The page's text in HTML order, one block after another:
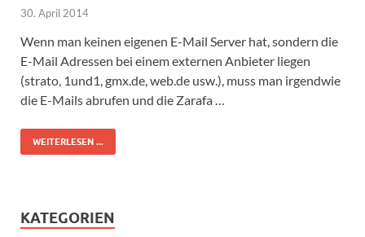
30. April 2014
Wenn man keinen eigenen E-Mail Server hat, sondern die
E-Mail Adressen bei einem externen Anbieter liegen
(strato, 1und1, gmx.de, web.de usw.), muss man irgendwie
die E-Mails abrufen und die Zarafa …
WEITERLESEN ...
KATEGORIEN